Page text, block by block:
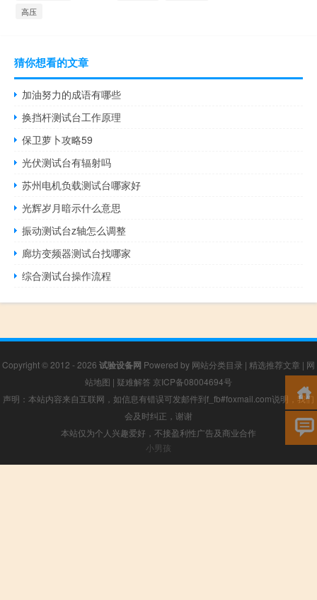
高压
猜你想看的文章
加油努力的成语有哪些
换挡杆测试台工作原理
保卫萝卜攻略59
光伏测试台有辐射吗
苏州电机负载测试台哪家好
光辉岁月暗示什么意思
振动测试台z轴怎么调整
廊坊变频器测试台找哪家
综合测试台操作流程
Copyright © 2012 - 2026 试验设备网 Powered by 网站分类目录 | 精选推荐文章 | 网
站地图 | 疑难解答 京ICP备08004694号
声明：本站内容来自互联网，如信息有错误可发邮件到f_fb#foxmail.com说明，我们
会及时纠正，谢谢
本站仅为个人兴趣爱好，不接盈利性广告及商业合作
小男孩